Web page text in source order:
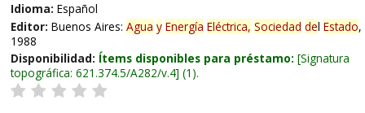
Idioma: Español
Editor: Buenos Aires: Agua y Energía Eléctrica, Sociedad del Estado,
1988
Disponibilidad: Ítems disponibles para préstamo: Signatura
topográfica: 621.374.5/A282/v.4 (1).